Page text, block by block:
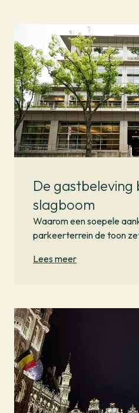
De gastbeleving
slagboom
Waarom een soepele
parkeerterrein de toon
Lees meer